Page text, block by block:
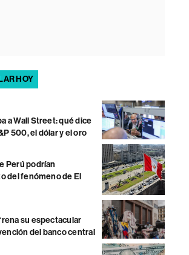
HOY
a Wall Street: qué dice
500, el dólar y el oro
Perú podrían
del fenómeno de El
su espectacular
del banco central